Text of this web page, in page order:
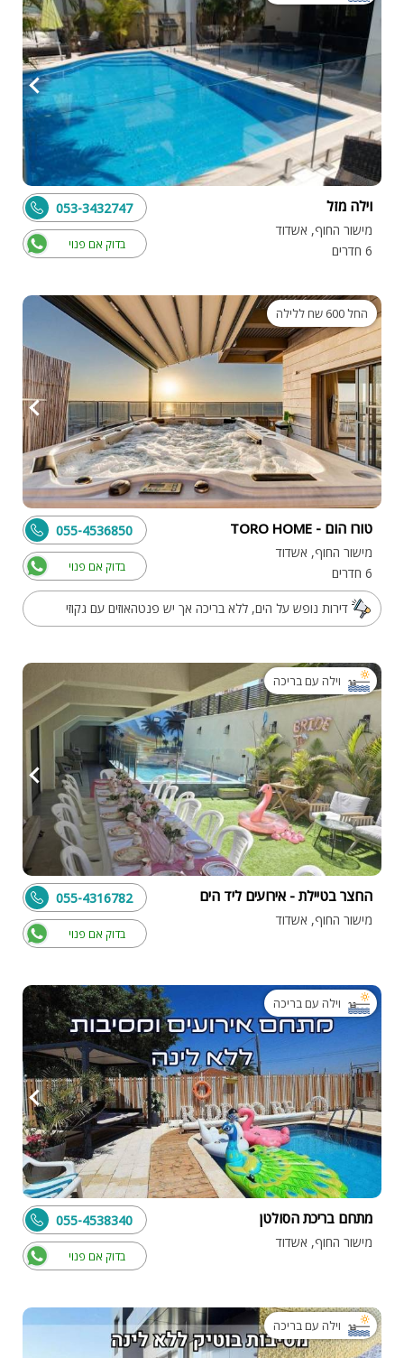
וילה מזל
מישור החוף, אשדוד
6 חדרים
בדוק אם פנוי
053-3432747
החל 600 שח ללילה
טורו הום - TORO HOME
מישור החוף, אשדוד
6 חדרים
בדוק אם פנוי
055-4536850
דירות נופש על הים, ללא בריכה אך יש פנטהאוזים עם גקוזי
וילה עם בריכה
החצר בטיילת - אירועים ליד הים
מישור החוף, אשדוד
בדוק אם פנוי
055-4316782
וילה עם בריכה
מתחם בריכת הסולטן
מישור החוף, אשדוד
בדוק אם פנוי
055-4538340
וילה עם בריכה